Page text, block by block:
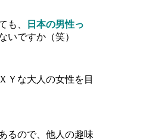
も、
日本の男性っ
いですか（笑）
Ｙな大人の女性を目
るので、他人の趣味